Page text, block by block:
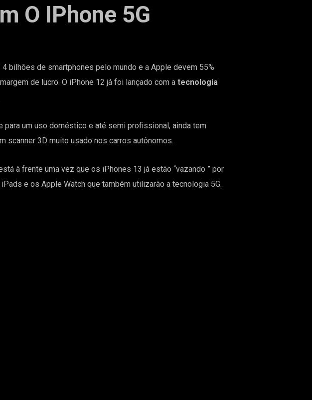
O IPhone 5G
bilhões de smartphones pelo mundo e a Apple devem 55%
de lucro. O iPhone 12 já foi lançado com atecnologia
para um uso doméstico e até semi profissional, ainda tem
scanner 3D muito usado nos carros autônomos.
à frente uma vez que os iPhones 13 já estão “vazando ” por
e os Apple Watch que também utilizarão a tecnologia 5G.